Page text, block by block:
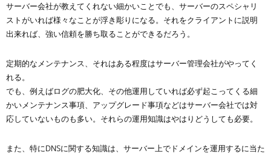
サーバー会社が教えてくれない細かいことでも、サーバーのスペシャリ
ストがいれば様々なことが浮き彫りになる。それをクライアントに説明
出来れば、強い信頼を勝ち取ることができるだろう。
定期的なメンテナンス、それはある程度はサーバー管理会社がやってく
れる。
でも、例えばログの肥大化、その他運用していれば必ず起こってくる細
かいメンテナンス事項、アップグレード事項などはサーバー会社では対
応していないものも多い。それらの運用知識はやはりどうしても必要。
また、特にDNSに関する知識は、サーバー上でドメインを運用するに当た